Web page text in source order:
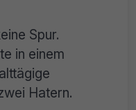
Spur.
in einem
Hatern.